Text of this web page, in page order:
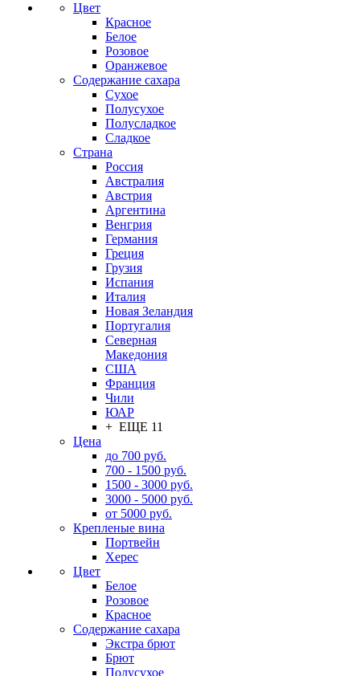
Цвет
Красное
Белое
Розовое
Оранжевое
Содержание сахара
Сухое
Полусухое
Полусладкое
Сладкое
Страна
Россия
Австралия
Австрия
Аргентина
Венгрия
Германия
Греция
Грузия
Испания
Италия
Новая Зеландия
Португалия
Северная
Македония
США
Франция
Чили
ЮАР
+ ЕЩЕ 11
Цена
до 700 руб.
700 - 1500 руб.
1500 - 3000 руб.
3000 - 5000 руб.
от 5000 руб.
Крепленые вина
Портвейн
Херес
Цвет
Белое
Розовое
Красное
Содержание сахара
Экстра брют
Брют
Полусухое